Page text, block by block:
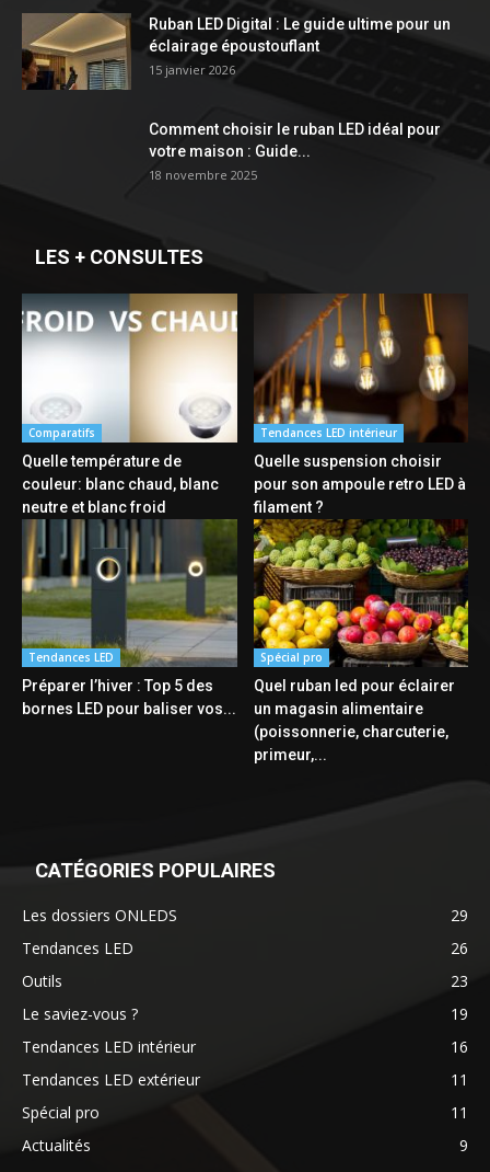
Ruban LED Digital : Le guide ultime pour un
éclairage époustouflant
15 janvier 2026
Comment choisir le ruban LED idéal pour
votre maison : Guide...
18 novembre 2025
LES + CONSULTES
Comparatifs
Quelle température de
couleur: blanc chaud, blanc
neutre et blanc froid
Tendances LED intérieur
Quelle suspension choisir
pour son ampoule retro LED à
filament ?
Tendances LED
Préparer l’hiver : Top 5 des
bornes LED pour baliser vos...
Spécial pro
Quel ruban led pour éclairer
un magasin alimentaire
(poissonnerie, charcuterie,
primeur,...
CATÉGORIES POPULAIRES
Les dossiers ONLEDS
29
Tendances LED
26
Outils
23
Le saviez-vous ?
19
Tendances LED intérieur
16
Tendances LED extérieur
11
Spécial pro
11
Actualités
9